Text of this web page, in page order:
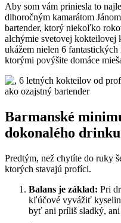
Aby som vám priniesla to
dlhoročným kamarátom
bartender, ktorý niekoľko
alchýmie svetovej kokteilovej
ukážem nielen 6
ktorými povýšite domáce
Barmanské
dokonalého drinku
Predtým, než chytíte do ruky
ktorých stavajú profíci.
Balans je základ: Pri
kľúčové vyvážiť
byť ani príliš sladký,